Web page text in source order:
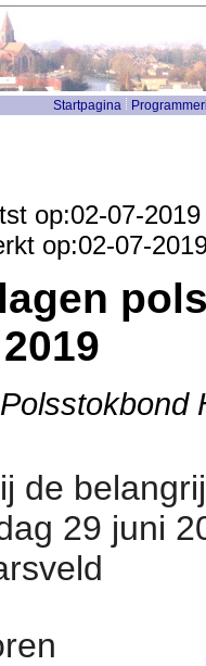
Startpagina
op:02-07-2019
op:02-07-
de
29 juni